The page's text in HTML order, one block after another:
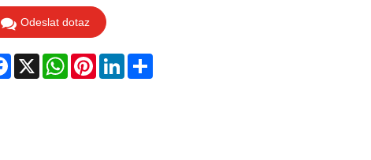
Odeslat dotaz
Facebook WhatsAppPinterestLinkedIn